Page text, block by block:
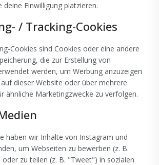
deine Einwilligung platzieren.
/ Tracking-Cookies
Cookies sind Cookies oder eine andere
die zur Erstellung von
werden, um Werbung anzuzeigen
dieser Website oder über mehrere
ähnliche Marketingzwecke zu verfolgen.
haben wir Inhalte von Instagram und
um Webseiten zu bewerben (z. B.
zu teilen (z. B. "Tweet") in sozialen